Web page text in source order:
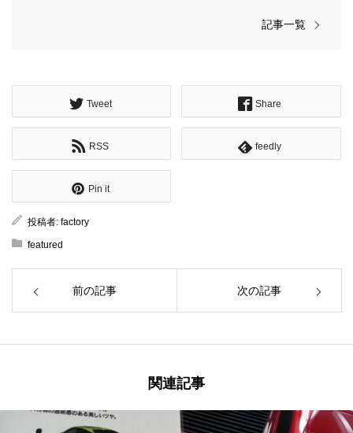
記事一覧
Tweet Share
RSS feedly
Pin it
投稿者: factory
featured
前の記事 次の記事
関連記事